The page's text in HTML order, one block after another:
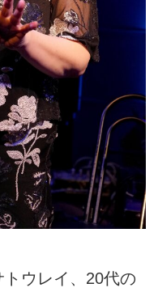
ウレイ、20代の